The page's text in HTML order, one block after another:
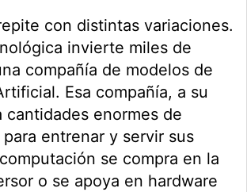
con distintas variaciones.
invierte miles de
compañía de modelos de
Esa compañía, a su
cantidades enormes de
entrenar y servir sus
se compra en la
o se apoya en hardware